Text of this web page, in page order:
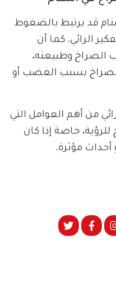
قد يرتبط بالضغوط
الرائي. كما أن
وطبيعته،
بسبب الغضب أو
من أهم العوامل التي
خاصة إذا كان
مؤثرة.